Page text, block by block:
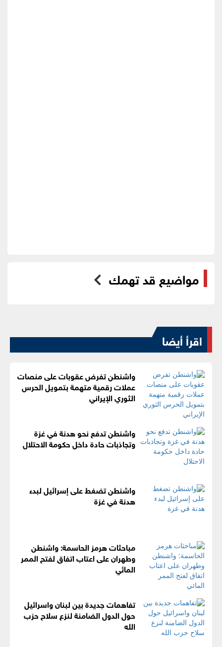
مواضيع قد تهمك
اقرأ أيضا
واشنطن تفرض عقوبات على منصات
عملات رقمية متهمة بتمويل الحرس
الثوري الإيراني
واشنطن تدفع نحو هدنة في غزة
وتجاذبات حادة داخل حكومة الاحتلال
واشنطن تضغط على إسرائيل لبدء
هدنة في غزة
مباحثات هرمز الحاسمة: واشنطن
وطهران على اعتاب اتفاق لفتح الممر
المائي
تفاهمات جديدة بين لبنان واسرائيل
حول الدول الضامنة لنزع سلاح حزب
الله